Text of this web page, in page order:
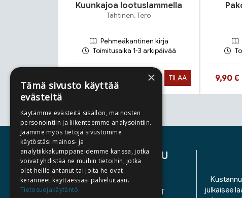
Kuunkajoa lootuslammella
Tähtinen, Tero
Pehmeäkantinen kirja
Toimitusaika 1-3 arkipäivää
TILAA Hinta
9,90 €
Tuoteluettelon loppu
ASIAKASPALVELU
YHTEYSTIEDOT
YLEISET TOIMITUSEHDOT
julkaisee
×
Tämä sivusto käyttää
evästeitä
Käytämme evästeitä sisällön, mainosten
personointiin ja liikenteemme analysointiin.
Jaamme myös tietoja sivustomme
käytöstäsi mainos- ja
analytiikkakumppaneidemme kanssa, jotka
voivat yhdistää ne muihin tietoihin, jotka
olet heille antanut tai joita he ovat
keränneet käyttäessäsi palveluitaan.
Tietosuojakäytäntö